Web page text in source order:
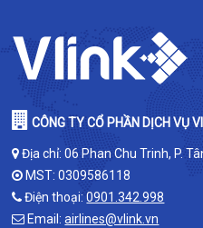
CÔNG TY CỔ PHẦN DỊCH VỤ
Địa chỉ: 06 Phan Chu Trinh, P.
MST: 0309586118
Điện thoại:0901.342.998
Email:airlines@vlink.vn